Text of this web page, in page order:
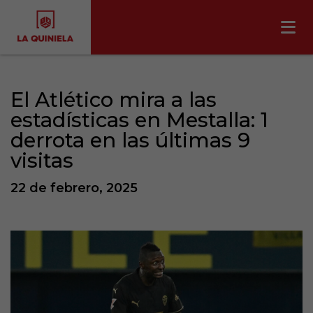
El Atlético mira a las
estadísticas en Mestalla: 1
derrota en las últimas 9
visitas
22 de febrero, 2025